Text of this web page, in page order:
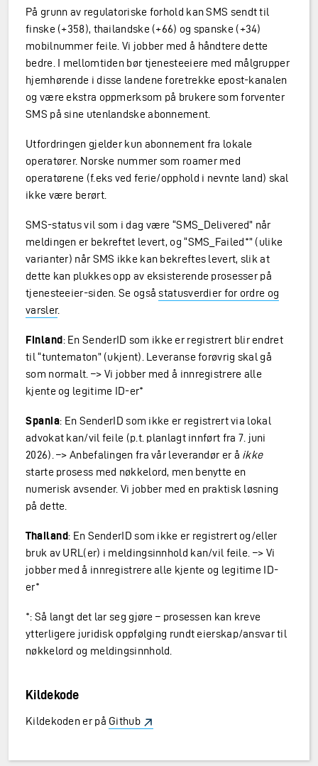
På grunn av regulatoriske forhold kan SMS sendt til
finske (+358), thailandske (+66) og spanske (+34)
mobilnummer feile. Vi jobber med å håndtere dette
bedre. I mellomtiden bør tjenesteeiere med målgrupper
hjemhørende i disse landene foretrekke epost-kanalen
og være ekstra oppmerksom på brukere som forventer
SMS på sine utenlandske abonnement.
Utfordringen gjelder kun abonnement fra lokale
operatører. Norske nummer som roamer med
operatørene (f.eks ved ferie/opphold i nevnte land) skal
ikke være berørt.
SMS-status vil som i dag være “SMS_Delivered” når
meldingen er bekreftet levert, og “SMS_Failed*” (ulike
varianter) når SMS ikke kan bekreftes levert, slik at
dette kan plukkes opp av eksisterende prosesser på
tjenesteeier-siden. Se ogsåstatusverdier for ordre og
varsler.
Finland: En SenderID som ikke er registrert blir endret
til “tuntematon” (ukjent). Leveranse forøvrig skal gå
som normalt. –> Vi jobber med å innregistrere alle
kjente og legitime ID-er*
Spania: En SenderID som ikke er registrert via lokal
advokat kan/vil feile (p.t. planlagt innført fra 7. juni
2026). –> Anbefalingen fra vår leverandør er å ikke
starte prosess med nøkkelord, men benytte en
numerisk avsender. Vi jobber med en praktisk løsning
på dette.
Thailand: En SenderID som ikke er registrert og/eller
bruk av URL(er) i meldingsinnhold kan/vil feile. –> Vi
jobber med å innregistrere alle kjente og legitime ID-
er*
*: Så langt det lar seg gjøre – prosessen kan kreve
ytterligere juridisk oppfølging rundt eierskap/ansvar til
nøkkelord og meldingsinnhold.
Kildekode
Kildekoden er på Github